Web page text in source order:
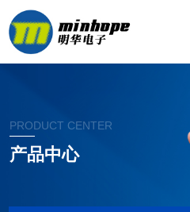
PRODUCT CENTER
产品中心